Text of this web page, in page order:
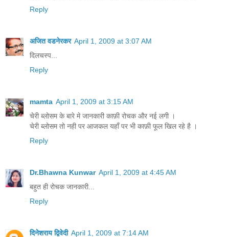
Reply
अजित वडनेरकर April 1, 2009 at 3:07 AM
दिलचस्प...
Reply
mamta April 1, 2009 at 3:15 AM
चेरी ब्‍लोसम के बारे मे जानकारी काफ़ी रोचक और नई लगी ।
चेरी ब्‍लोसम तो नही पर आजकल यहाँ पर भी काफ़ी फूल खिल रहे है ।
Reply
Dr.Bhawna Kunwar April 1, 2009 at 4:45 AM
बहुत ही रोचक जानकारी...
Reply
दिनेशराय द्विवेदी April 1, 2009 at 7:14 AM